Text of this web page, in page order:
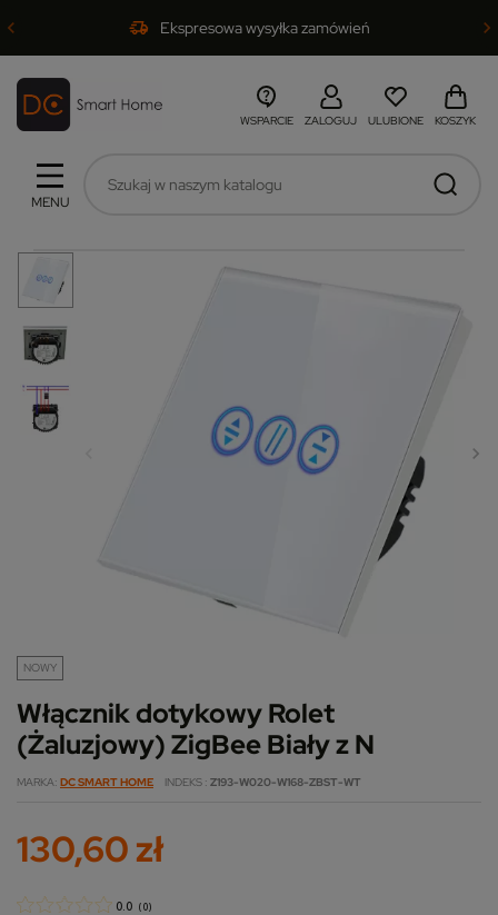
Ekspresowa wysyłka zamówień
MENU
WSPARCIE ZALOGUJ ULUBIONE KOSZYK
NOWY
Włącznik dotykowy Rolet
(Żaluzjowy) ZigBee Biały z N
MARKA DC SMART HOME INDEKS Z193-W020-W168-ZBST-WT
130,60 zł
0.0 ( 0)